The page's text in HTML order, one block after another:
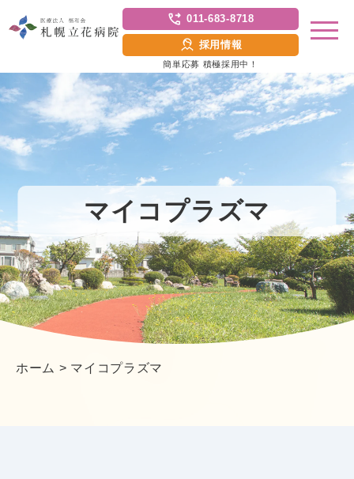
011-683-8718
採用情報
簡単応募 積極採用中！
マイコプラズマ
ホーム > マイコプラズマ